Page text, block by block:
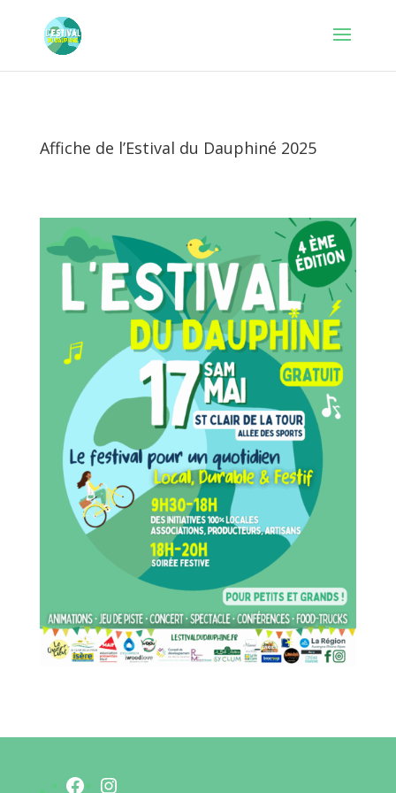
Affiche de l’Estival du Dauphiné 2025
Facebook
Instagram